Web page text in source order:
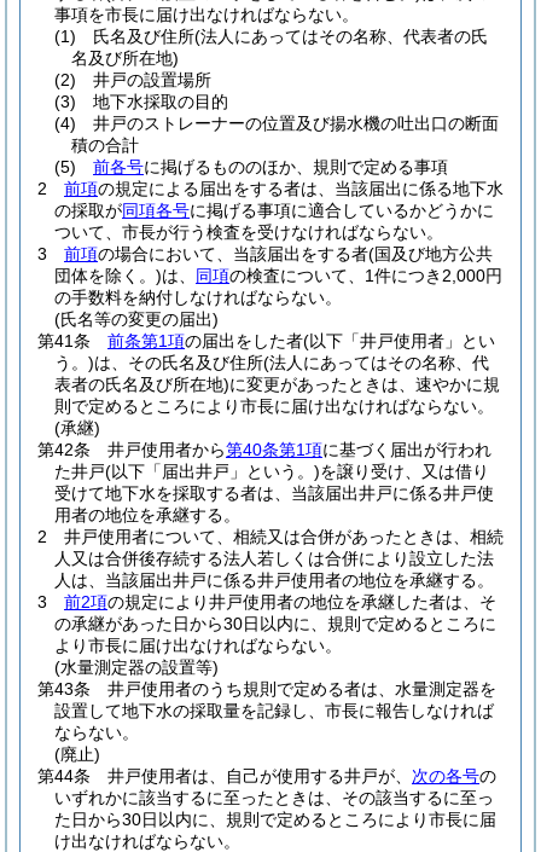
事項を市長に届け出なければならない。
(1)
氏名及び住所(法人にあってはその名称、代表者の氏
名及び所在地)
(2)
井戸の設置場所
(3)
地下水採取の目的
(4)
井戸のストレーナーの位置及び揚水機の吐出口の断面
積の合計
(5)
前各号に掲げるもののほか、規則で定める事項
2
前項の規定による届出をする者は、当該届出に係る地下水
の採取が同項各号に掲げる事項に適合しているかどうかに
ついて、市長が行う検査を受けなければならない。
3
前項の場合において、当該届出をする者(国及び地方公共
団体を除く。)は、 同項の検査について、1件につき2,000円
の手数料を納付しなければならない。
(氏名等の変更の届出)
第41条
前条第1項の届出をした者(以下「井戸使用者」とい
う。)は、その氏名及び住所(法人にあってはその名称、代
表者の氏名及び所在地)に変更があったときは、速やかに規
則で定めるところにより市長に届け出なければならない。
(承継)
第42条
井戸使用者から第40条第1項に基づく届出が行われ
た井戸(以下「届出井戸」という。)を譲り受け、又は借り
受けて地下水を採取する者は、当該届出井戸に係る井戸使
用者の地位を承継する。
2
井戸使用者について、相続又は合併があったときは、相続
人又は合併後存続する法人若しくは合併により設立した法
人は、当該届出井戸に係る井戸使用者の地位を承継する。
3
前2項の規定により井戸使用者の地位を承継した者は、そ
の承継があった日から30日以内に、規則で定めるところに
より市長に届け出なければならない。
(水量測定器の設置等)
第43条
井戸使用者のうち規則で定める者は、水量測定器を
設置して地下水の採取量を記録し、市長に報告しなければ
ならない。
(廃止)
第44条
井戸使用者は、自己が使用する井戸が、 次の各号の
いずれかに該当するに至ったときは、その該当するに至っ
た日から30日以内に、規則で定めるところにより市長に届
け出なければならない。